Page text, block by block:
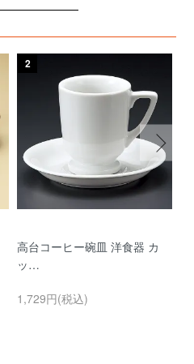
2
高台コーヒー碗皿 洋食器 カ
ッ…
1,729円(税込)